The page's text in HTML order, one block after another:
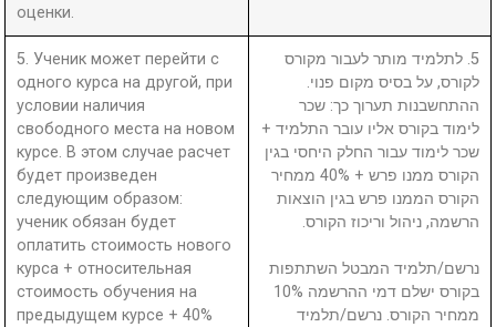
оценки.
5. Ученик может перейти с
одного курса на другой, при
условии наличия
свободного места на новом
курсе. В этом случае расчет
будет произведен
следующим образом:
ученик обязан будет
оплатить стоимость нового
курса + относительная
стоимость обучения на
предыдущем курсе + 40%
5. לתלמיד מותר לעבור מקורס
לקורס, על בסיס מקום פנוי.
ההתחשבנות תערוך כך: שכר
לימוד בקורס אליו עובר התלמיד +
שכר לימוד עבור החלק היחסי בגין
הקורס ממנו פרש + 40% ממחיר
הקורס הממנו פרש בגין הוצאות
הרשמה, ניהול וריכוז הקורס.
נרשם/תלמיד המבטל השתתפות
בקורס ישלם דמי ההרשמה 10%
ממחיר הקורס. נרשם/תלמיד